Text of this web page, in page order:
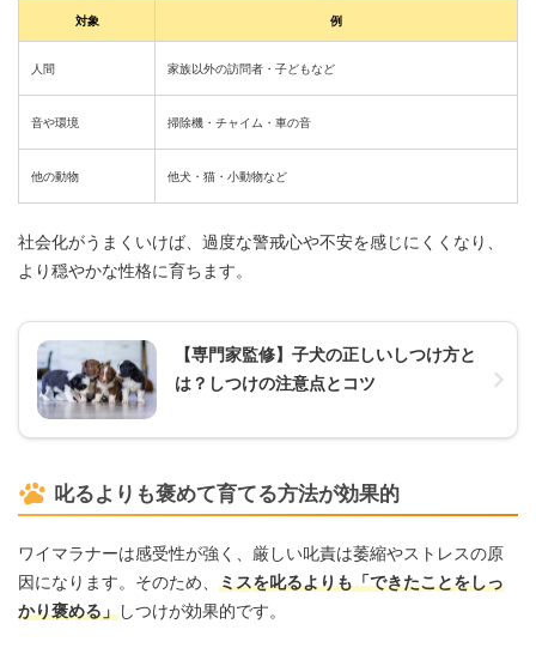
対象 例
人間 家族以外の訪問者・子どもなど
音や環境 掃除機・チャイム・車の音
他の動物 他犬・猫・小動物など
社会化がうまくいけば、過度な警戒心や不安を感じにくくなり、
より穏やかな性格に育ちます。
【専門家監修】子犬の正しいしつけ方と
は？しつけの注意点とコツ
叱るよりも褒めて育てる方法が効果的
ワイマラナーは感受性が強く、厳しい叱責は萎縮やストレスの原
因になります。そのため、 ミスを叱るよりも「できたことをしっ
かり褒める」しつけが効果的です。